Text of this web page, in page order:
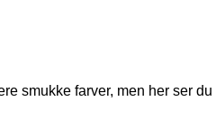
smukke farver, men her ser